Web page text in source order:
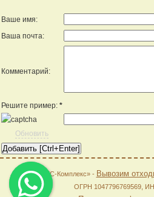
Ваше имя:
Ваша почта:
Комментарий:
Решите пример: *
Обновить
© 2026 «АГС-Комплекс» - Вывозим
ОГРН 1047796769569,